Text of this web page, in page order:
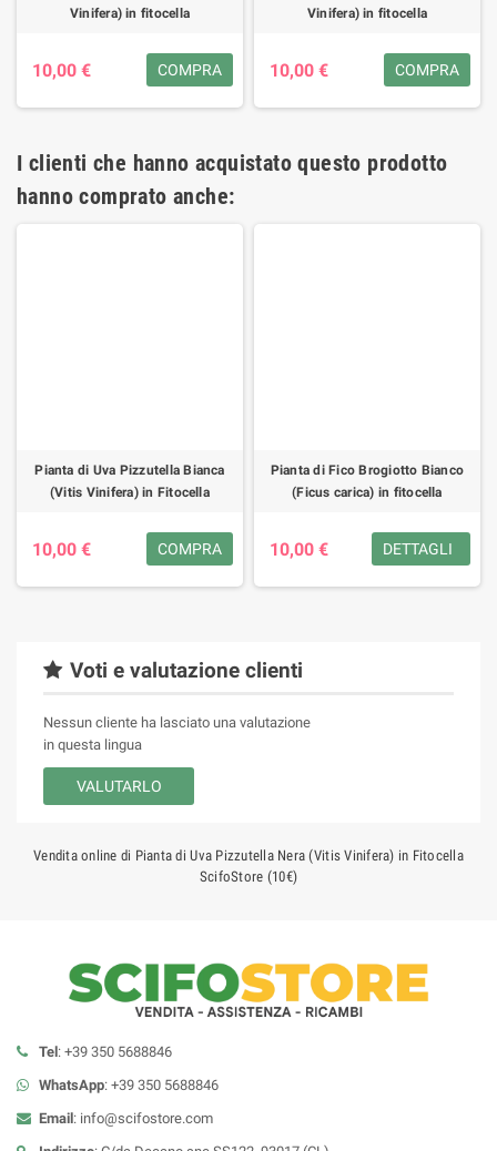
Vinifera) in fitocella
10,00 € COMPRA
Vinifera) in fitocella
10,00 € COMPRA
I clienti che hanno acquistato questo prodotto
hanno comprato anche:
Pianta di Uva Pizzutella Bianca
(Vitis Vinifera) in Fitocella
10,00 € COMPRA
Pianta di Fico Brogiotto Bianco
(Ficus carica) in fitocella
10,00 € DETTAGLI
Voti e valutazione clienti
Nessun cliente ha lasciato una valutazione
in questa lingua
VALUTARLO
Vendita online di Pianta di Uva Pizzutella Nera (Vitis Vinifera) in Fitocella
ScifoStore (10€)
Tel: +39 350 5688846
WhatsApp: +39 350 5688846
Email: info@scifostore.com